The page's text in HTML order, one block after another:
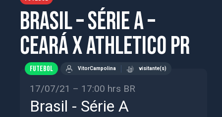
Brasil – Série A –
Ceará x Athletico PR
FUTEBOL VitorCampolina visitante(s)
17/07/21 – 17:00 hrs BR
Brasil - Série A